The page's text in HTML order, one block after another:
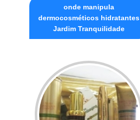
onde manipula
dermocosméticos hidratantes
Jardim Tranquilidade